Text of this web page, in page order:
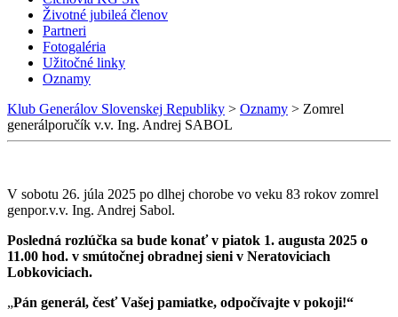
Životné jubileá členov
Partneri
Fotogaléria
Užitočné linky
Oznamy
Klub Generálov Slovenskej Republiky > Oznamy > Zomrel
generálporučík v.v. Ing. Andrej SABOL
V sobotu 26. júla 2025 po dlhej chorobe vo veku 83 rokov zomrel
genpor.v.v. Ing. Andrej Sabol.
Posledná rozlúčka sa bude konať v piatok 1. augusta 2025 o
11.00 hod. v smútočnej obradnej sieni v Neratoviciach
Lobkoviciach.
„Pán generál, česť Vašej pamiatke, odpočívajte v pokoji!“